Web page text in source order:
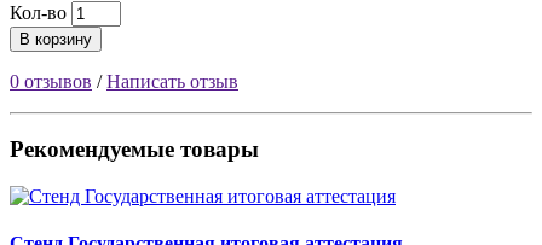
Кол-во
В корзину
0 отзывов /Написать отзыв
Рекомендуемые товары